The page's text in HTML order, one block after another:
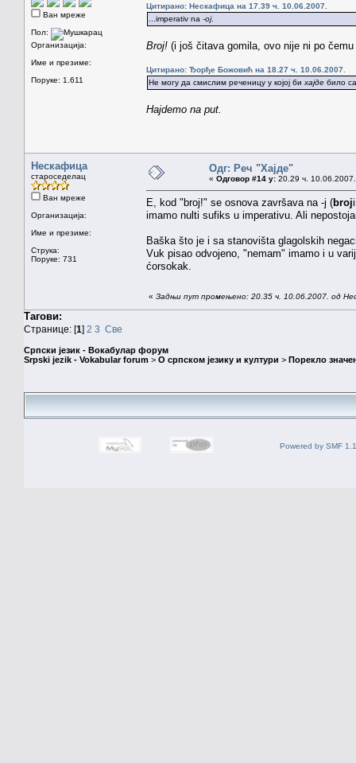
Ван мреже
Пол:
Организација:
Име и презиме:
Поруке: 1.611
Цитирано: Нескафица на 17.39 ч. 10.06.2007.
...imperativ na -oj.
Broj! (i još čitava gomila, ovo nije ni po
Цитирано: Ђорђе Божовић на 18.27 ч. 10.06.2007.
Не могу да смислим реченицу у којој би хајде било
Hajdemo na put.
Нескафица
староседелац
Ван мреже
Организација:
Име и презиме:
Струка:
Поруке: 731
Одг: Реч "Хајде"
« Одговор #14 у: 20.29 ч.
E, kod "broj!" se osnova završava na -j (broj
imamo nulti sufiks u imperativu. Ali
Baška što je i sa stanovišta glagolskih
Vuk pisao odvojeno, "nemam" imamo i u
ćorsokak.
« Задњи пут промењено: 20.35 ч. 10.06.2007. од
Тагови:
Странице: [1] 2 3 Све
Српски језик - Вокабулар форум
Srpski jezik - Vokabular forum > О српском језику и култури > Порекло
Powered by SMF